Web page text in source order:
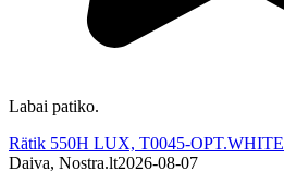
Labai patiko.
Rätik 550H LUX, T0045-OPT.WHITE
Daiva, Nostra.lt2026-08-07